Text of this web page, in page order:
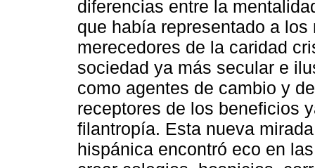
diferencias entre la
que había representado a
merecedores de la caridad
sociedad ya más secular e
como agentes de cambio y
receptores de los beneficios
filantropía. Esta nueva
hispánica encontró eco en